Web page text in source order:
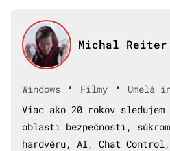
Michal Reiter
Windows • Filmy •
Umelá
Viac ako 20 rokov
oblasti bezpečnosti,
hardvéru, AI, Chat